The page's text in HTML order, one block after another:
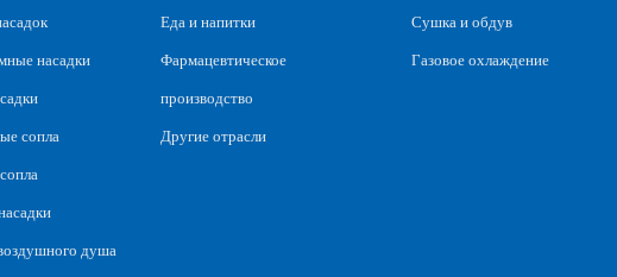
насадки
сопла
душа
Еда и напитки
Фармацевтическое
производство
Другие отрасли
Сушка и обдув
Газовое охлаждение